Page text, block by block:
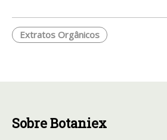
Extratos Orgânicos
Sobre Botaniex